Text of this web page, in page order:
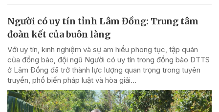
Người có uy tín tỉnh Lâm Đồng: Trung tâm
đoàn kết của buôn làng
Với uy tín, kinh nghiệm và sự am hiểu phong tục, tập quán
của đồng bào, đội ngũ Người có uy tín trong đồng bào DTTS
ở Lâm Đồng đã trở thành lực lượng quan trọng trong tuyên
truyền, phổ biến pháp luật và hòa giải...